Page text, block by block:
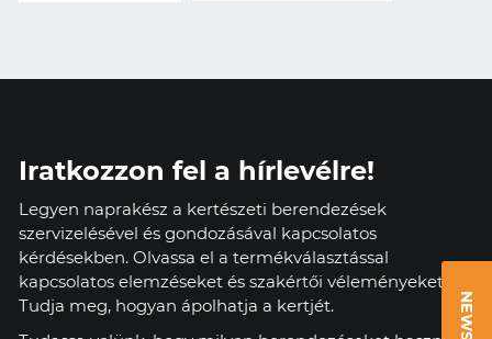
Iratkozzon fel a hírlevélre!
Legyen naprakész a kertészeti berendezések
szervizelésével és gondozásával kapcsolatos
kérdésekben. Olvassa el a termékválasztással
kapcsolatos elemzéseket és szakértői véleményeket.
Tudja meg, hogyan ápolhatja a kertjét.